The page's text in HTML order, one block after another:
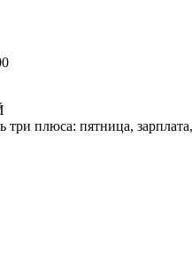
три плюса: пятница,